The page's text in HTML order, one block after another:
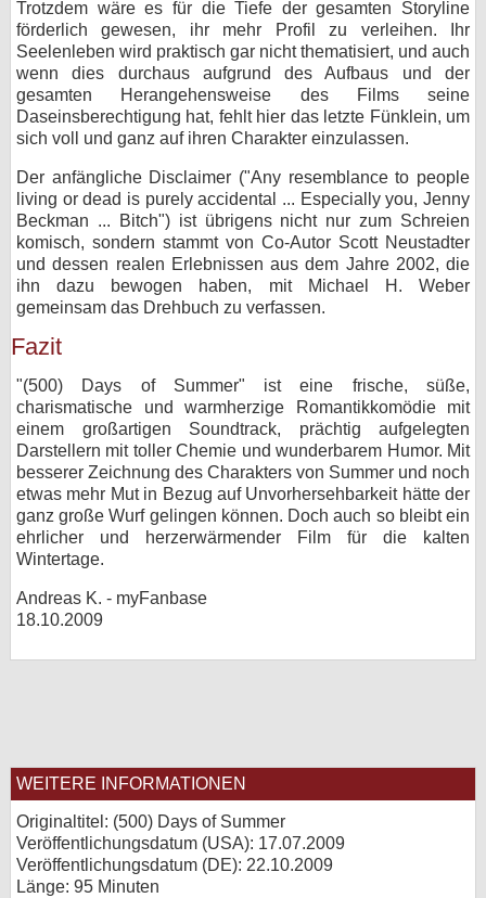
Trotzdem wäre es für die Tiefe der gesamten Storyline
förderlich gewesen, ihr mehr Profil zu verleihen. Ihr
Seelenleben wird praktisch gar nicht thematisiert, und auch
wenn dies durchaus aufgrund des Aufbaus und der
gesamten Herangehensweise des Films seine
Daseinsberechtigung hat, fehlt hier das letzte Fünklein, um
sich voll und ganz auf ihren Charakter einzulassen.
Der anfängliche Disclaimer ("Any resemblance to people
living or dead is purely accidental ... Especially you, Jenny
Beckman ... Bitch") ist übrigens nicht nur zum Schreien
komisch, sondern stammt von Co-Autor Scott Neustadter
und dessen realen Erlebnissen aus dem Jahre 2002, die
ihn dazu bewogen haben, mit Michael H. Weber
gemeinsam das Drehbuch zu verfassen.
Fazit
"(500) Days of Summer" ist eine frische, süße,
charismatische und warmherzige Romantikkomödie mit
einem großartigen Soundtrack, prächtig aufgelegten
Darstellern mit toller Chemie und wunderbarem Humor. Mit
besserer Zeichnung des Charakters von Summer und noch
etwas mehr Mut in Bezug auf Unvorhersehbarkeit hätte der
ganz große Wurf gelingen können. Doch auch so bleibt ein
ehrlicher und herzerwärmender Film für die kalten
Wintertage.
Andreas K. - myFanbase
18.10.2009
WEITERE INFORMATIONEN
Originaltitel: (500) Days of Summer
Veröffentlichungsdatum (USA): 17.07.2009
Veröffentlichungsdatum (DE): 22.10.2009
Länge: 95 Minuten